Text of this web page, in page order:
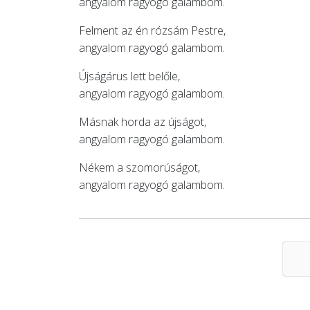
Felment az én rózsám Pestre,
angyalom ragyogó galambom.
Újságárus lett belőle,
angyalom ragyogó galambom.
Másnak horda az újságot,
angyalom ragyogó galambom.
Nékem a szomorúságot,
angyalom ragyogó galambom.